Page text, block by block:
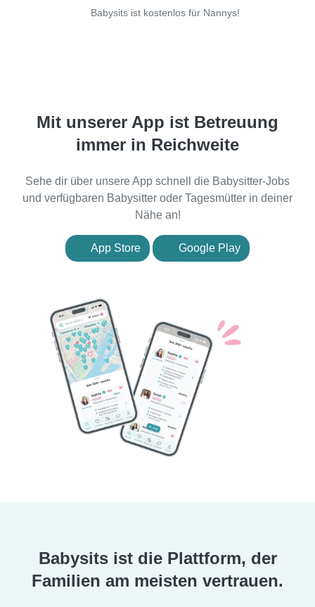
Babysits ist kostenlos für Nannys!
Mit unserer App ist Betreuung
immer in Reichweite
Sehe dir über unsere App schnell die Babysitter-Jobs
und verfügbaren Babysitter oder Tagesmütter in deiner
Nähe an!
App Store Google Play
Babysits ist die Plattform, der
Familien am meisten vertrauen.